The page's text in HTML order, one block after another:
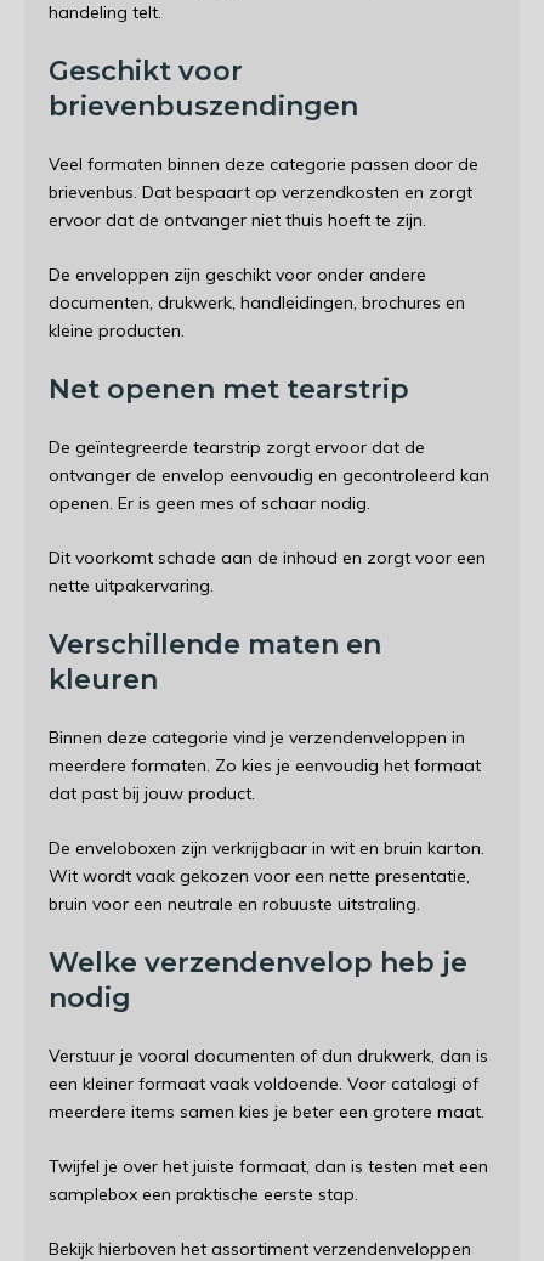
handeling telt.
Geschikt voor
brievenbuszendingen
Veel formaten binnen deze categorie passen door de
brievenbus. Dat bespaart op verzendkosten en zorgt
ervoor dat de ontvanger niet thuis hoeft te zijn.
De enveloppen zijn geschikt voor onder andere
documenten, drukwerk, handleidingen, brochures en
kleine producten.
Net openen met tearstrip
De geïntegreerde tearstrip zorgt ervoor dat de
ontvanger de envelop eenvoudig en gecontroleerd kan
openen. Er is geen mes of schaar nodig.
Dit voorkomt schade aan de inhoud en zorgt voor een
nette uitpakervaring.
Verschillende maten en
kleuren
Binnen deze categorie vind je verzendenveloppen in
meerdere formaten. Zo kies je eenvoudig het formaat
dat past bij jouw product.
De enveloboxen zijn verkrijgbaar in wit en bruin karton.
Wit wordt vaak gekozen voor een nette presentatie,
bruin voor een neutrale en robuuste uitstraling.
Welke verzendenvelop heb je
nodig
Verstuur je vooral documenten of dun drukwerk, dan is
een kleiner formaat vaak voldoende. Voor catalogi of
meerdere items samen kies je beter een grotere maat.
Twijfel je over het juiste formaat, dan is testen met een
samplebox een praktische eerste stap.
Bekijk hierboven het assortiment verzendenveloppen